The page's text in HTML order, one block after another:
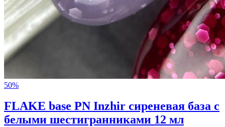
50%
FLAKE base PN Inzhir сиреневая база с
белыми шестигранниками 12 мл